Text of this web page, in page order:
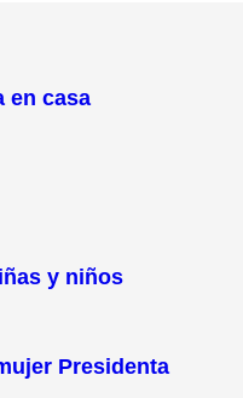
en casa
y niños
Presidenta